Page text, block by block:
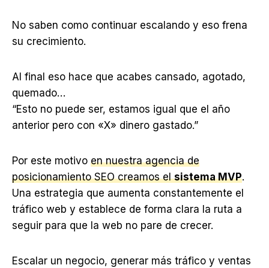
No saben como continuar escalando y eso frena
su crecimiento.
Al final eso hace que acabes cansado, agotado,
quemado…
“Esto no puede ser, estamos igual que el año
anterior pero con «X» dinero gastado.”
Por este motivo en nuestra agencia de
posicionamiento SEO creamos elsistema MVP.
Una estrategia que aumenta constantemente el
tráfico web y establece de forma clara la ruta a
seguir para que la web no pare de crecer.
Escalar un negocio, generar más tráfico y ventas